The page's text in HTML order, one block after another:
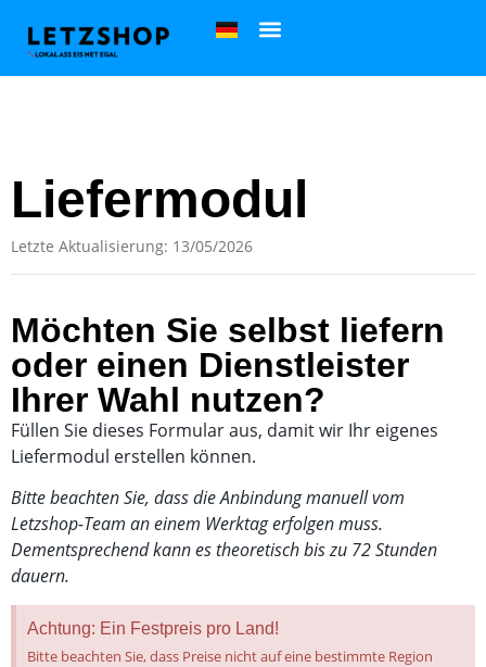
Liefermodul
Letzte Aktualisierung: 13/05/2026
Möchten Sie selbst liefern
oder einen Dienstleister
Ihrer Wahl nutzen?
Füllen Sie dieses Formular aus, damit wir Ihr eigenes
Liefermodul erstellen können.
Bitte beachten Sie, dass die Anbindung manuell vom
Letzshop-Team an einem Werktag erfolgen muss.
Dementsprechend kann es theoretisch bis zu 72 Stunden
dauern.
Achtung: Ein Festpreis pro Land!
Bitte beachten Sie, dass Preise nicht auf eine bestimmte Region